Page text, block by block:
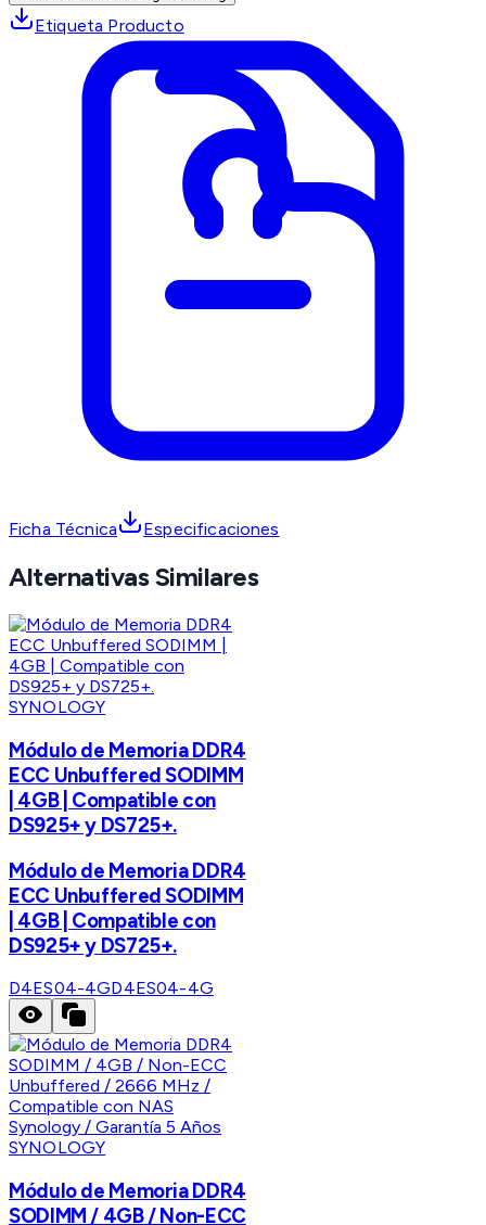
Etiqueta Producto
Ficha Técnica Especificaciones
Alternativas Similares
SYNOLOGY
Módulo de Memoria DDR4
ECC Unbuffered SODIMM
| 4GB | Compatible con
DS925+ y DS725+.
Módulo de Memoria DDR4
ECC Unbuffered SODIMM
| 4GB | Compatible con
DS925+ y DS725+.
D4ES04-4GD4ES04-4G
SYNOLOGY
Módulo de Memoria DDR4
SODIMM / 4GB / Non-ECC